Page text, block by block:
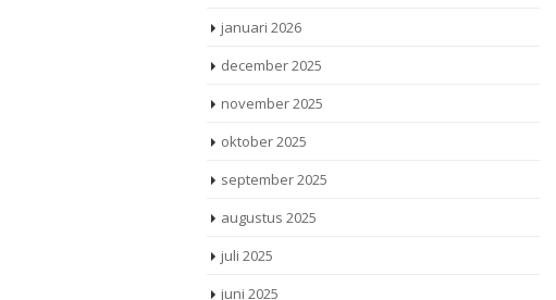
januari 2026
december 2025
november 2025
oktober 2025
september 2025
augustus 2025
juli 2025
juni 2025